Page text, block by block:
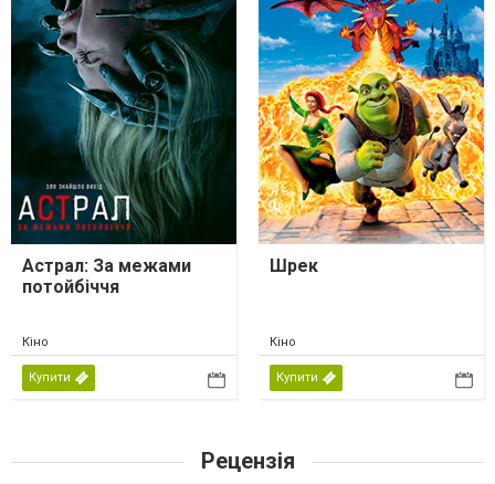
Астрал: За межами
потойбіччя
Кіно
Купити
Шрек
Кіно
Купити
Рецензія